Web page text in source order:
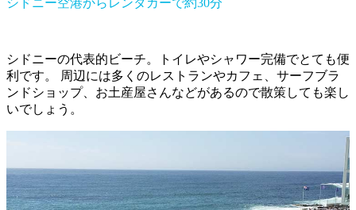
シドニーの代表的ビーチ。トイレやシャワー完備でとても便
利です。 周辺には多くのレストランやカフェ、サーフブラ
ンドショップ、お土産屋さんなどがあるので散策しても楽し
いでしょう。